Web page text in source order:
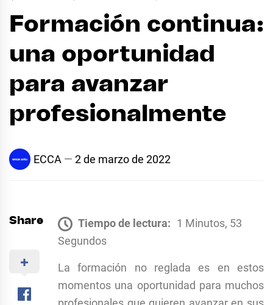
Formación continua:
una oportunidad
para avanzar
profesionalmente
ECCA 2 de marzo de 2022
Share Tiempo de lectura: 1 Minutos, 53
Segundos
La formación no reglada es en estos
momentos una oportunidad para muchos